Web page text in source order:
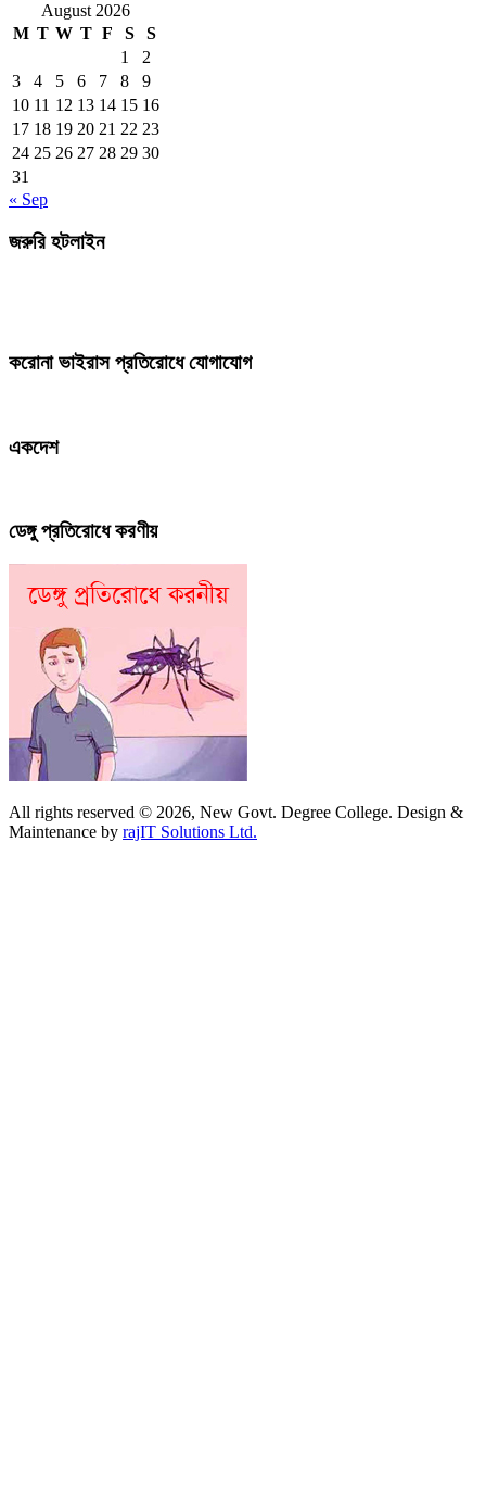
August 2026
M T W T F S
S
1
2
3
4 5 6 7 8
9
10 11 12 13 14 15 16
17 18 19 20 21 22 23
24 25 26 27 28 29 30
31
« Sep
জরুরি হটলাইন
করোনা ভাইরাস প্রতিরোধে যোগাযোগ
একদেশ
ডেঙ্গু প্রতিরোধে করণীয়
All rights reserved © 2026, New Govt. Degree College. Design &
Maintenance by rajIT Solutions Ltd.